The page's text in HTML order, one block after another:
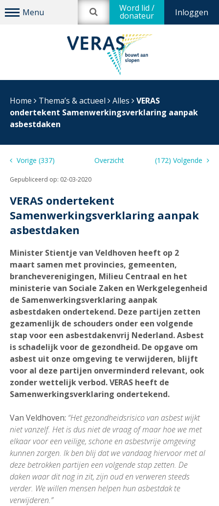
Inloggen
Word lid /
donateur
Home Thema’s & actueel Alles
VERAS
ondertekent Samenwerkingsverklaring aanpak
asbestdaken
Vorige (337) Overzicht (172) Volgende
Gepubliceerd op: 02-03-2020
VERAS ondertekent
Samenwerkingsverklaring aanpak
asbestdaken
Minister Stientje van Veldhoven heeft op 2
maart samen met provincies, gemeenten,
brancheverenigingen, Milieu Centraal en het
ministerie van Sociale Zaken en Werkgelegenheid
de Samenwerkingsverklaring aanpak
asbestdaken ondertekend. Deze partijen zetten
gezamenlijk de schouders onder een volgende
stap voor een asbestdakenvrij Nederland. Asbest
is schadelijk voor de gezondheid. De opgave om
asbest uit onze omgeving te verwijderen, blijft
voor al deze partijen onverminderd relevant, ook
zonder wettelijk verbod.VERAS heeft de
Samenwerkingsverklaring ondertekend.
Van Veldhoven: “Het gezondheidsrisico van asbest wijkt
niet vanzelf. Het is dus niet de vraag of maar hoe we met
elkaar voor een veilige, schone en asbestvrije omgeving
kunnen zorgen. Ik ben blij dat we vandaag hiervoor met al
deze betrokken partijen een volgende stap zetten. De
daken waar dit nog in zit, zijn oud en verweren steeds
verder. We willen mensen helpen hun asbestdak te
verwijderen.”